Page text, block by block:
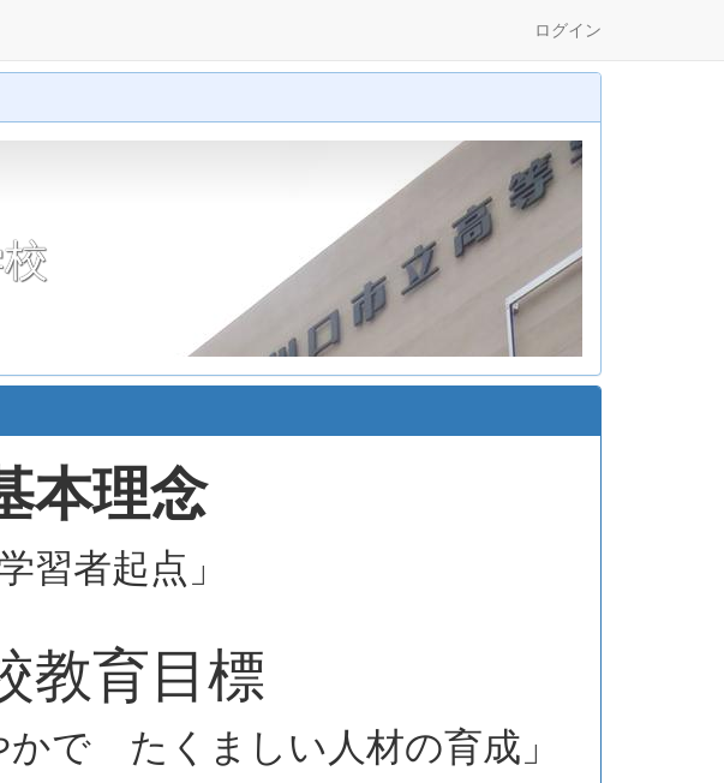
ログイン
本理念
学習者起点」
教育目標
で たくましい人材の育成」